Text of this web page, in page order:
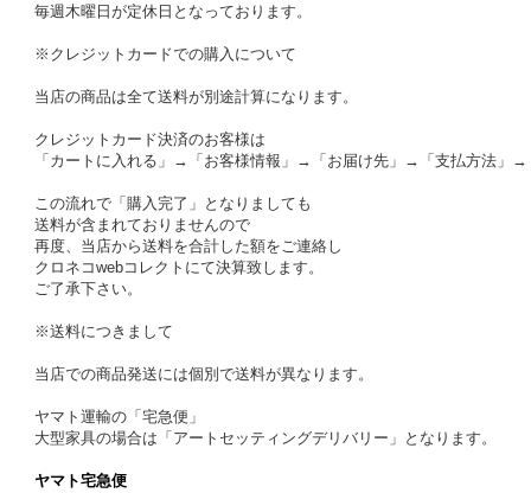
毎週木曜日が定休日となっております。
※クレジットカードでの購入について
当店の商品は全て送料が別途計算になります。
クレジットカード決済のお客様は
「カートに入れる」→「お客様情報」→「お届け先」→「支払方法」
この流れで「購入完了」となりましても
送料が含まれておりませんので
再度、当店から送料を合計した額をご連絡し
クロネコwebコレクトにて決算致します。
ご了承下さい。
※送料につきまして
当店での商品発送には個別で送料が異なります。
ヤマト運輸の「宅急便」
大型家具の場合は「アートセッティングデリバリー」となります。
ヤマト宅急便